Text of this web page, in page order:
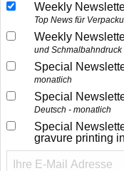
Weekly
Top News für
Weekly
und Schmalbahndruck
Special
monatlich
Special
Deutsch - monatlich
Special
gravure printing